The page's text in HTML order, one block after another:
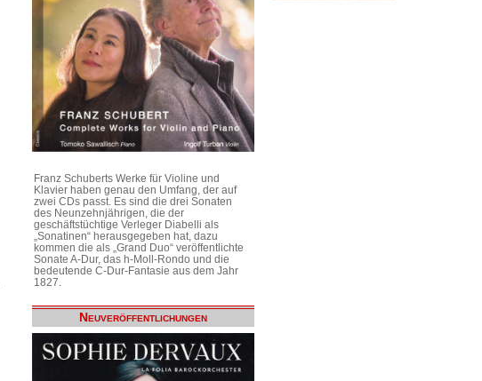
Franz Schuberts Werke für Violine und
Klavier haben genau den Umfang, der auf
zwei CDs passt. Es sind die drei Sonaten
des Neunzehnjährigen, die der
geschäftstüchtige Verleger Diabelli als
„Sonatinen“ herausgegeben hat, dazu
kommen die als „Grand Duo“ veröffentlichte
Sonate A-Dur, das h-Moll-Rondo und die
bedeutende C-Dur-Fantasie aus dem Jahr
1827.
Neuveröffentlichungen